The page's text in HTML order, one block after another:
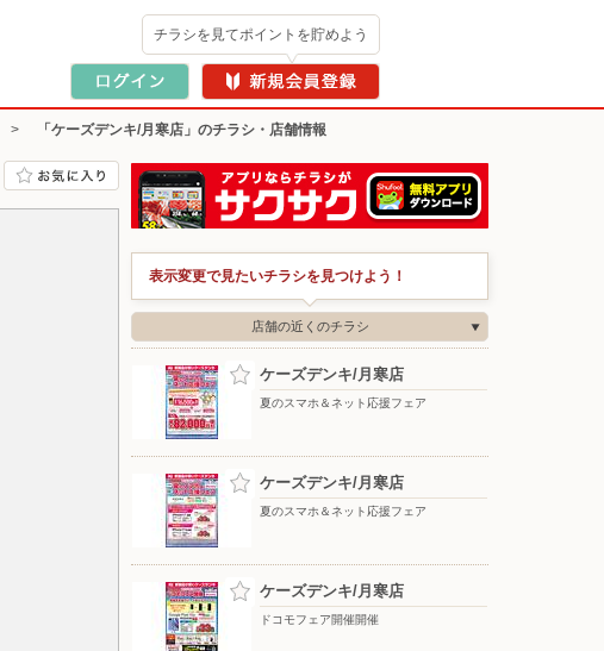
チラシを見てポイントを貯めよう
> 「ケーズデンキ/月寒店」のチラシ・店舗情報
表示変更で見たいチラシを見つけよう！
店舗の近くのチラシ
ケーズデンキ/月寒店
夏のスマホ＆ネット応援フェア
ケーズデンキ/月寒店
夏のスマホ＆ネット応援フェア
ケーズデンキ/月寒店
ドコモフェア開催開催